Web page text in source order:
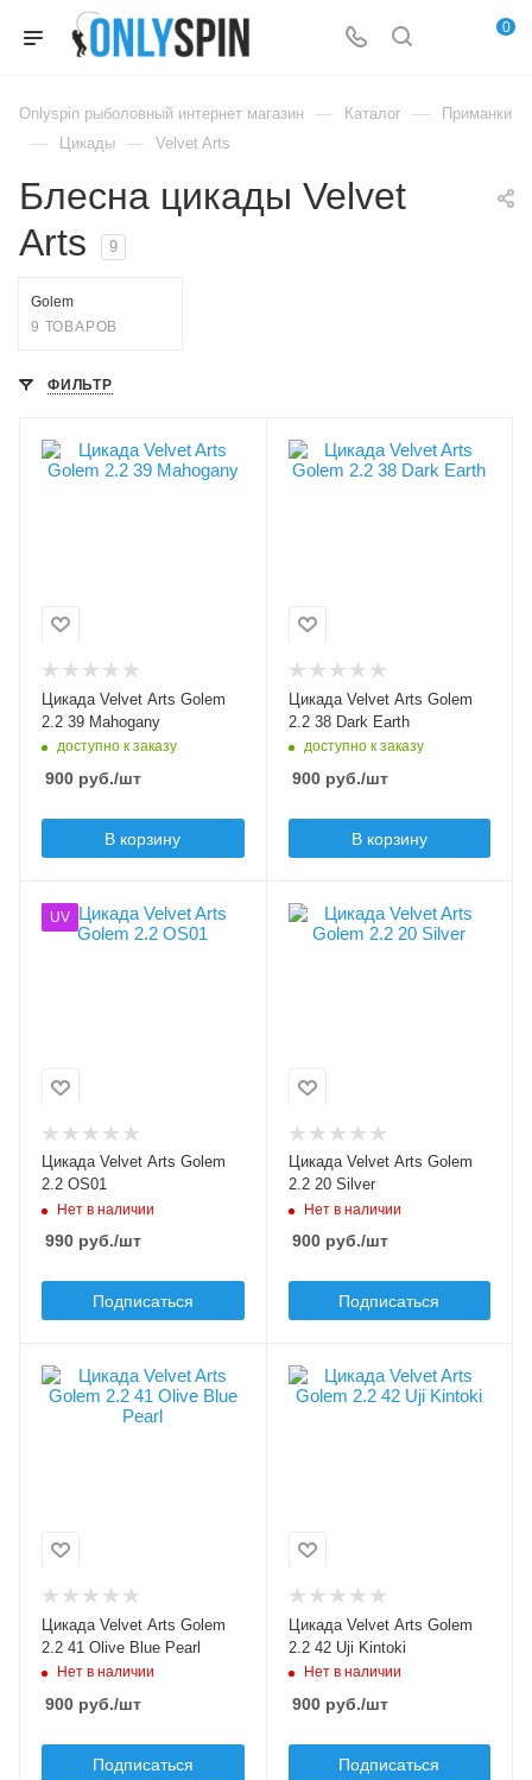
0
Onlyspin рыболовный интернет магазин — Каталог — Приманки
— Цикады — Velvet Arts
Блесна цикады Velvet
Arts
9
Golem
9 ТОВАРОВ
ФИЛЬТР
Цвет приманки
39 Mahogany
Длина приманки, мм
Вес приманки, гр
2.2
Цикада Velvet Arts Golem
2.2 39 Mahogany
доступно к заказу
900 руб./шт
В корзину
Цвет приманки
38 Dark Earth
Длина приманки, мм
Вес приманки, гр
2.2
Цикада Velvet Arts Golem
2.2 38 Dark Earth
доступно к заказу
900руб./шт
В корзину
UV
Цвет приманки
OS01
Тип приманки
Длина приманки, мм
24
Вес приманки, гр
2.2
Цикада Velvet Arts Golem
2.2 OS01
Нет в наличии
990 руб./шт
Подписаться
Цвет приманки
20 Silver
Длина приманки, мм
Вес приманки, гр
2.2
Цикада Velvet Arts Golem
2.2 20 Silver
Нет в наличии
900руб./шт
Подписаться
Цвет приманки
41 Olive Blue Pearl
Длина приманки, мм
Вес приманки, гр
2.2
Цикада Velvet Arts Golem
2.2 41 Olive Blue Pearl
Нет в наличии
900 руб./шт
Подписаться
Цвет приманки
42 Uji Kintoki
Длина приманки, мм
Вес приманки, гр
2.2
Цикада Velvet Arts Golem
2.2 42 Uji Kintoki
Нет в наличии
900руб./шт
Подписаться